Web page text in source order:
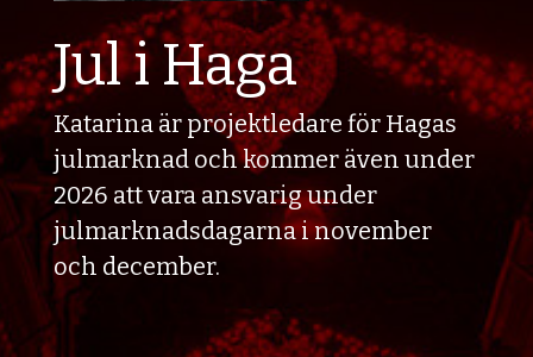
Jul i Haga
Katarina är projektledare för Hagas
julmarknad och kommer även under
2026 att vara ansvarig under
julmarknadsdagarna i november
och december.